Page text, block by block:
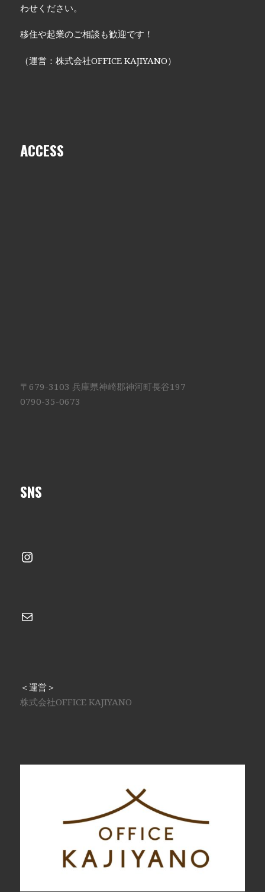
わせください。
移住や起業のご相談も歓迎です！
（運営：株式会社OFFICE KAJIYANO）
ACCESS
〒679-3103 兵庫県神崎郡神河町長谷197
0790-35-0673
SNS
Instagram
メール
＜運営＞
株式会社OFFICE KAJIYANO